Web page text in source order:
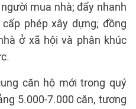
mua nhà; đẩy nhanh
phép xây dựng; đồng
ở xã hội và phân khúc
căn hộ mới trong quý
5.000-7.000 căn, tương